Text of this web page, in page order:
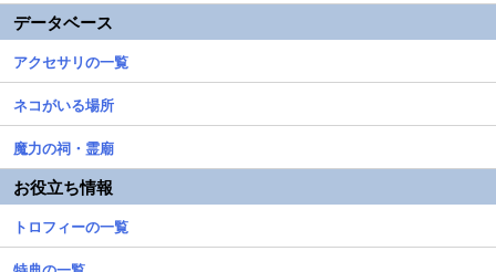
データベース
アクセサリの一覧
ネコがいる場所
魔力の祠・霊廟
お役立ち情報
トロフィーの一覧